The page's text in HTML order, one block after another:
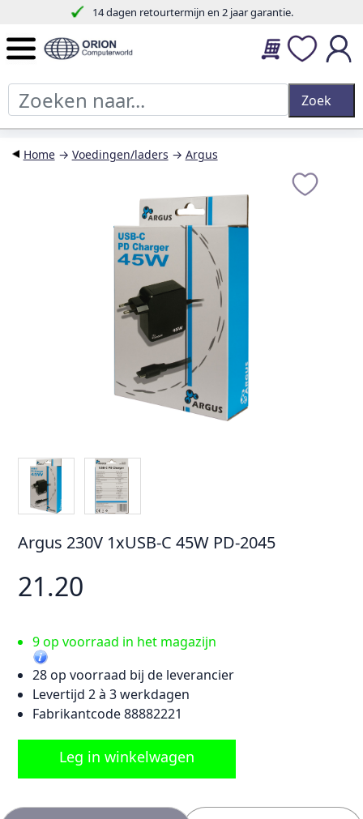
14 dagen retourtermijn en 2 jaar garantie.
Home→ Voedingen/laders → Argus
Argus 230V 1xUSB-C 45W PD-2045
21.20
9 op voorraad in het magazijn
28 op voorraad bij de leverancier
Levertijd 2 à 3 werkdagen
Fabrikantcode 88882221
Leg in winkelwagen